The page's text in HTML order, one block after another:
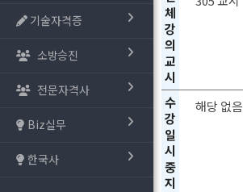
기술자격증
소방승진
전문자격사
Biz실무
한국사
체
강
의
교
시
수
강
일
시
중
지
해당 없음